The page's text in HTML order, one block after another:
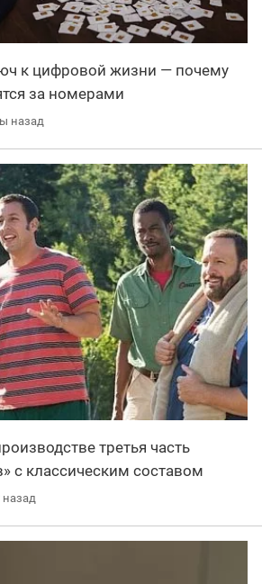
к цифровой жизни — почему
за номерами
назад
третья часть
с классическим составом
назад